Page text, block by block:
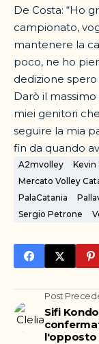
De Costa: “Ho
campionato,
mantenere la
poco, ne ho
dedizione
Darò il
miei genitori
seguire la mia
fin da quando
A2mvolley Kevin
Mercato Volley
PalaCatania
Sergio Petrone
Post
Sifi
l'opposto